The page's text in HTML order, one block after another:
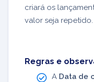
criará os
valor seja repetido.
Regras e
A Data de